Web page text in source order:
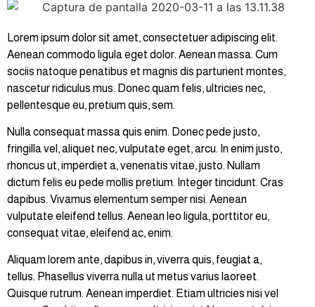
Lorem ipsum dolor sit amet, consectetuer adipiscing elit.
Aenean commodo ligula eget dolor. Aenean massa. Cum
sociis natoque penatibus et magnis dis parturient montes,
nascetur ridiculus mus. Donec quam felis, ultricies nec,
pellentesque eu, pretium quis, sem.
Nulla consequat massa quis enim. Donec pede justo,
fringilla vel, aliquet nec, vulputate eget, arcu. In enim justo,
rhoncus ut, imperdiet a, venenatis vitae, justo. Nullam
dictum felis eu pede mollis pretium. Integer tincidunt. Cras
dapibus. Vivamus elementum semper nisi. Aenean
vulputate eleifend tellus. Aenean leo ligula, porttitor eu,
consequat vitae, eleifend ac, enim.
Aliquam lorem ante, dapibus in, viverra quis, feugiat a,
tellus. Phasellus viverra nulla ut metus varius laoreet.
Quisque rutrum. Aenean imperdiet. Etiam ultricies nisi vel